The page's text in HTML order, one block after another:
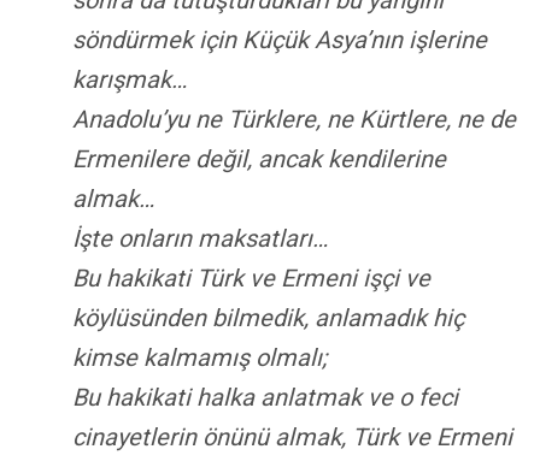
söndürmek için Küçük Asya’nın işlerine
karışmak…
Anadolu’yu ne Türklere, ne Kürtlere, ne de
Ermenilere değil, ancak kendilerine
almak…
İşte onların maksatları…
Bu hakikati Türk ve Ermeni işçi ve
köylüsünden bilmedik, anlamadık hiç
kimse kalmamış olmalı;
Bu hakikati halka anlatmak ve o feci
cinayetlerin önünü almak, Türk ve Ermeni